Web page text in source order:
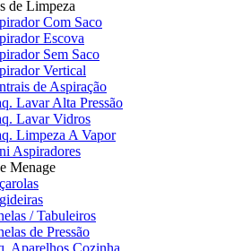
de Limpeza
Com Saco
Escova
Sem Saco
Vertical
de Aspiração
Lavar Alta Pressão
Lavar Vidros
Limpeza A Vapor
Aspiradores
Menage
/ Tabuleiros
de Pressão
Aparelhos Cozinha